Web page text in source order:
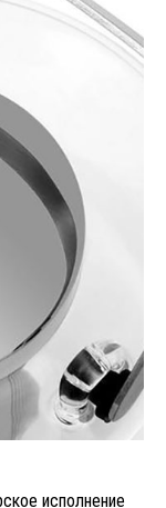
исполнение